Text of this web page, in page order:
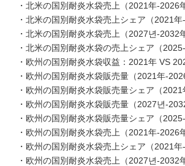
・北米の国別耐炎水袋売上（2021年-2026
・北米の国別耐炎水袋売上シェア（2021年-
・北米の国別耐炎水袋売上（2027년-2032
・北米の国別耐炎水袋の売上シェア（2025-
・欧州の国別耐炎水袋収益：2021年 VS
・欧州の国別耐炎水袋販売量（2021年-
・欧州の国別耐炎水袋販売量シェア（2021
・欧州の国別耐炎水袋販売量（2027년-
・欧州の国別耐炎水袋販売量シェア（2025-
・欧州の国別耐炎水袋売上（2021年-2026
・欧州の国別耐炎水袋売上シェア（2021年-
・欧州の国別耐炎水袋売上（2027년-2032